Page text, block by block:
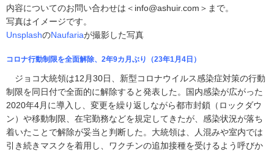
内容についてのお問い合わせは＜info@ashuir.com＞まで。
写真はイメージです。
UnsplashのNaufariaが撮影した写真
コロナ行動制限を全面解除、2年9カ月ぶり（23年1月4日）
ジョコ大統領は12月30日、新型コロナウイルス感染症対策の行動
制限を同日付で全面的に解除すると発表した。国内感染が広がった
2020年4月に導入し、変更を繰り返しながら都市封鎖（ロックダウ
ン）や移動制限、在宅勤務などを規定してきたが、感染状況が落ち
着いたことで解除が妥当と判断した。大統領は、人混みや室内では
引き続きマスクを着用し、ワクチンの追加接種を受けるよう呼びか